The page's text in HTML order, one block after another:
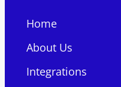
Home
About Us
Integrations